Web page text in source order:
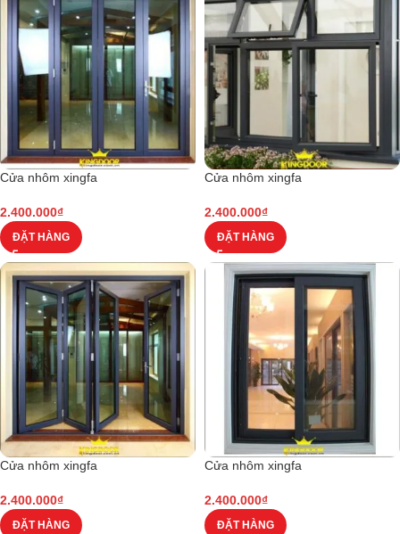
Cửa nhôm xingfa
2.400.000₫
ĐẶT HÀNG
Cửa nhôm xingfa
2.400.000₫
ĐẶT HÀNG
Cửa nhôm xingfa
2.400.000₫
ĐẶT HÀNG
Cửa nhôm xingfa
2.400.000₫
ĐẶT HÀNG